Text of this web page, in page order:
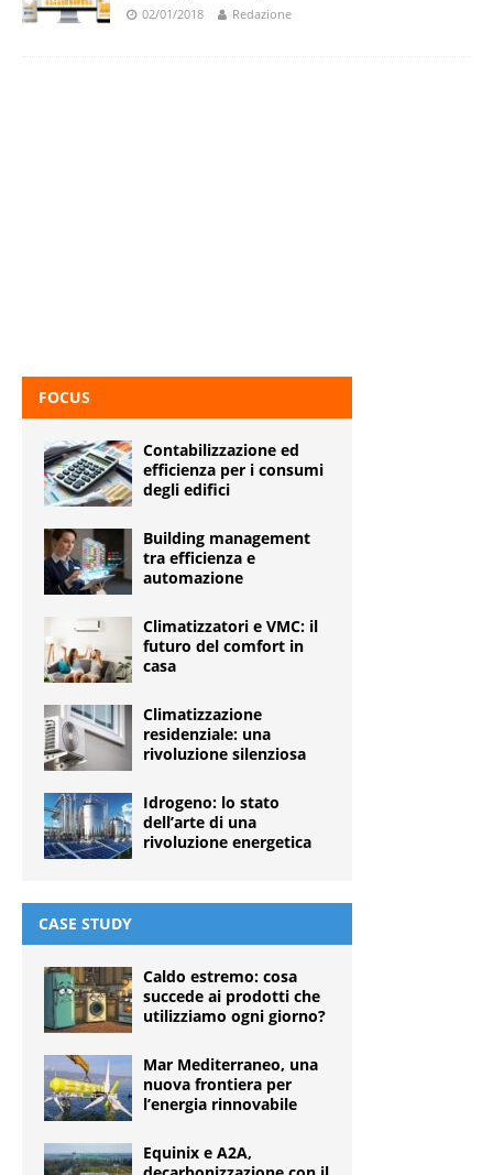
02/01/2018 Redazione
FOCUS
Contabilizzazione ed
efficienza per i consumi
degli edifici
Building management
tra efficienza e
automazione
Climatizzatori e VMC: il
futuro del comfort in
casa
Climatizzazione
residenziale: una
rivoluzione silenziosa
Idrogeno: lo stato
dell’arte di una
rivoluzione energetica
CASE STUDY
Caldo estremo: cosa
succede ai prodotti che
utilizziamo ogni giorno?
Mar Mediterraneo, una
nuova frontiera per
l’energia rinnovabile
Equinix e A2A,